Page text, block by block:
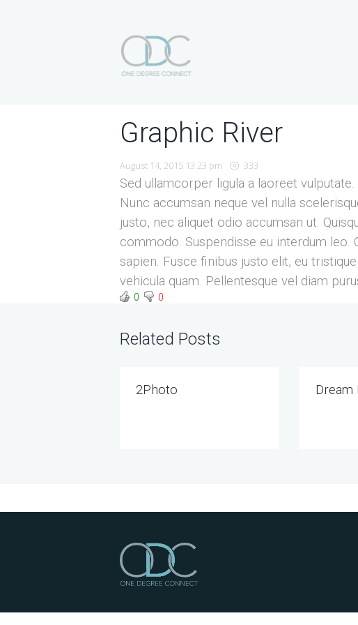
Graphic River
August 14, 2015 13:23 pm 333
Sed ullamcorper ligula a laoreet
Nunc accumsan neque vel nulla
justo, nec aliquet odio accumsan ut.
commodo. Suspendisse eu interdum
sapien. Fusce finibus justo elit, eu
vehicula quam. Pellentesque vel diam
0 0
Related Posts
2Photo Dream